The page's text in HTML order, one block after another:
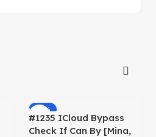
-32%
#1235 ICloud Bypass
Check If Can By [Mina,